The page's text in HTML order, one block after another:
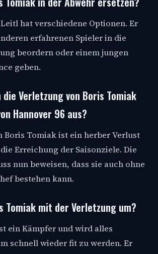
hat verschiedene Optionen. Er
erfahrenen Spieler in die
beordern oder einem jungen
geben.
Verletzung von Boris Tomiak
Hannover 96 aus?
Boris Tomiak ist ein herber Verlust
Erreichung der Saisonziele. Die
nun beweisen, dass sie auch ohne
bestehen kann.
Tomiak mit der Verletzung um?
ein Kämpfer und wird alles
schnell wieder fit zu werden. Er